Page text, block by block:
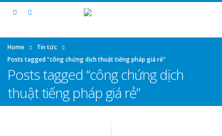
Home
Tin tức
Posts tagged “công chứng dịch thuật tiếng pháp giá rẻ”
Posts tagged “công chứng dịch
thuật tiếng pháp giá rẻ”